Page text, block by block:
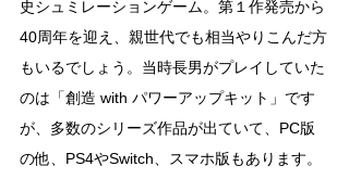
史シュミレーションゲーム。第１作発売から
40周年を迎え、親世代でも相当やりこんだ方
もいるでしょう。当時長男がプレイしていた
のは「創造 with パワーアップキット」です
が、多数のシリーズ作品が出ていて、PC版
の他、PS4やSwitch、スマホ版もあります。